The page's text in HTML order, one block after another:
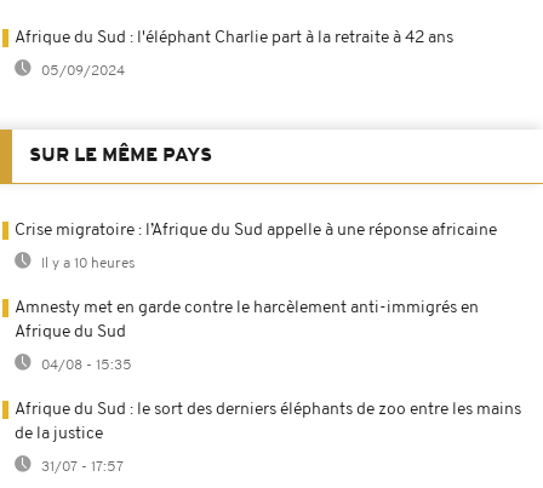
Afrique du Sud : l'éléphant Charlie part à la retraite à 42 ans
05/09/2024
SUR LE MÊME PAYS
Crise migratoire : l’Afrique du Sud appelle à une réponse africaine
Il y a 10 heures
Amnesty met en garde contre le harcèlement anti-immigrés en
Afrique du Sud
04/08 - 15:35
Afrique du Sud : le sort des derniers éléphants de zoo entre les mains
de la justice
31/07 - 17:57